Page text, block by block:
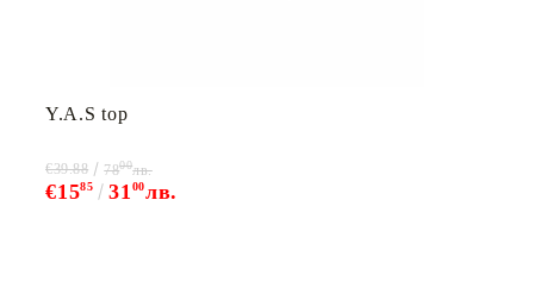
Y.A.S top
€1585 3100лв.
€39.88 7800лв.